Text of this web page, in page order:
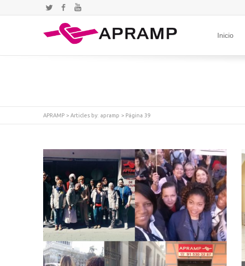
TwitterFacebook
Inicio
APRAMP > Articles by: apramp > Página 39